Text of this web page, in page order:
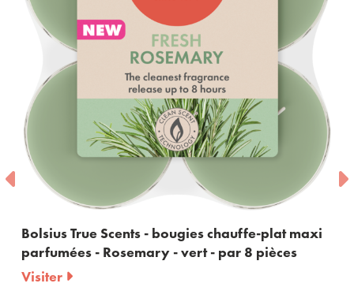
chauffe-plat maxi
par 8 pièces
Bolsius True Scents - bouquet
Rosemary - 60ml